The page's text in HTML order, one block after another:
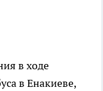
в ходе
в Енакиеве,